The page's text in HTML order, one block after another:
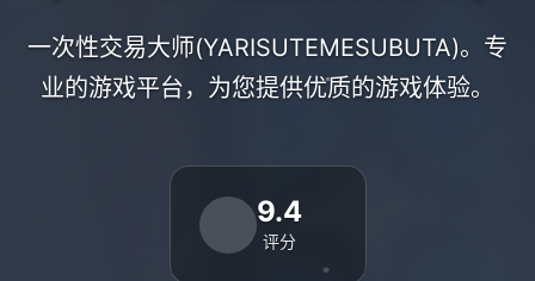
一次性交易大师(YARISUTEMESUBUTA)。专
业的游戏平台，为您提供优质的游戏体验。
9.4
评分